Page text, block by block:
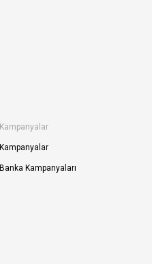
Kampanyalar
Kampanyalar
Banka Kampanyaları